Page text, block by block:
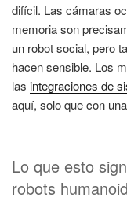
difícil. Las cámaras
memoria son
un robot social, pero
hacen sensible. Los
las integraciones de
aquí, solo que con
Lo que esto
robots